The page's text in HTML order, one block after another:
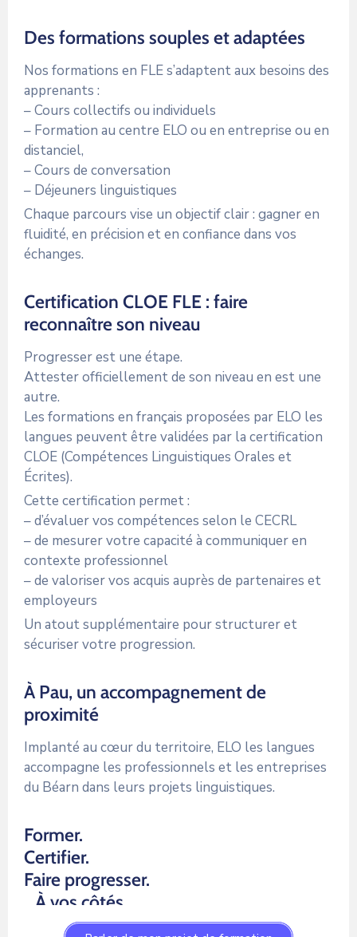
Des formations souples et adaptées
Nos formations en FLE s’adaptent aux besoins des
apprenants :
– Cours collectifs ou individuels
– Formation au centre ELO ou en entreprise ou en
distanciel,
– Cours de conversation
– Déjeuners linguistiques
Chaque parcours vise un objectif clair : gagner en
fluidité, en précision et en confiance dans vos
échanges.
Certification CLOE FLE : faire
reconnaître son niveau
Progresser est une étape.
Attester officiellement de son niveau en est une
autre.
Les formations en français proposées par ELO les
langues peuvent être validées par la certification
CLOE (Compétences Linguistiques Orales et
Écrites).
Cette certification permet :
– d’évaluer vos compétences selon le CECRL
– de mesurer votre capacité à communiquer en
contexte professionnel
– de valoriser vos acquis auprès de partenaires et
employeurs
Un atout supplémentaire pour structurer et
sécuriser votre progression.
À Pau, un accompagnement de
proximité
Implanté au cœur du territoire, ELO les langues
accompagne les professionnels et les entreprises
du Béarn dans leurs projets linguistiques.
Former.
Certifier.
Faire progresser.
…À vos côtés.